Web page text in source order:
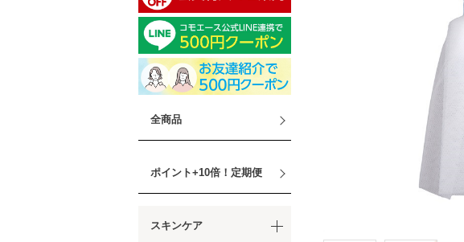
全商品
ポイント+10倍！定期便
スキンケア